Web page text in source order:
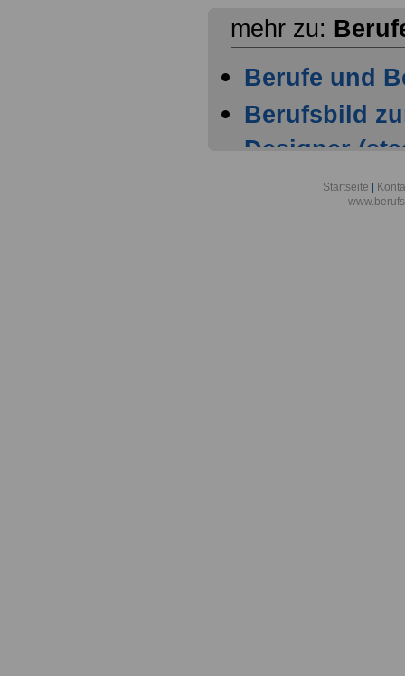
mehr zu:
Berufe und
Berufsbild
Designer
Berufsbild
Startseite